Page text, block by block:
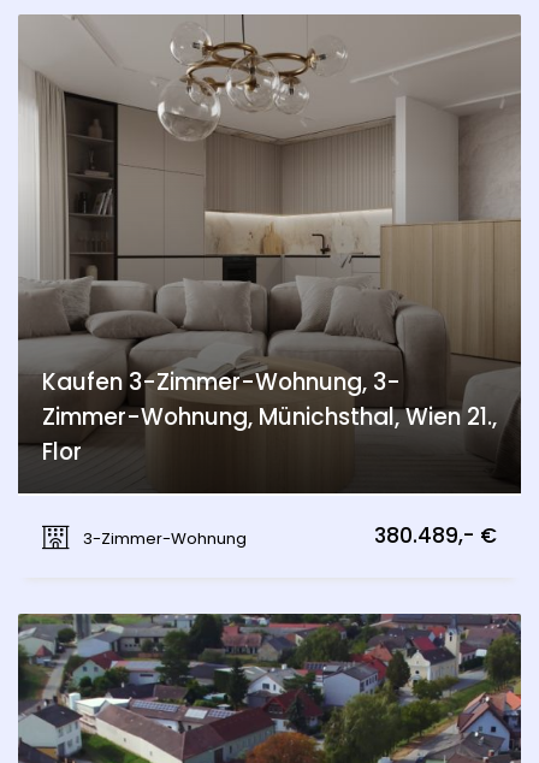
Kaufen 3-Zimmer-Wohnung, 3-
Zimmer-Wohnung, Münichsthal, Wien 21.,
Flor
3-Zimmer-Wohnung
380.489,- €